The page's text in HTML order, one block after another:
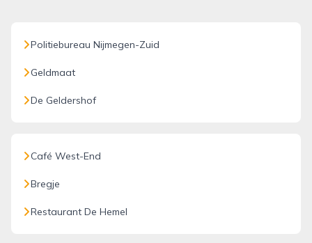
Politiebureau Nijmegen-Zuid
Geldmaat
De Geldershof
Café West-End
Bregje
Restaurant De Hemel